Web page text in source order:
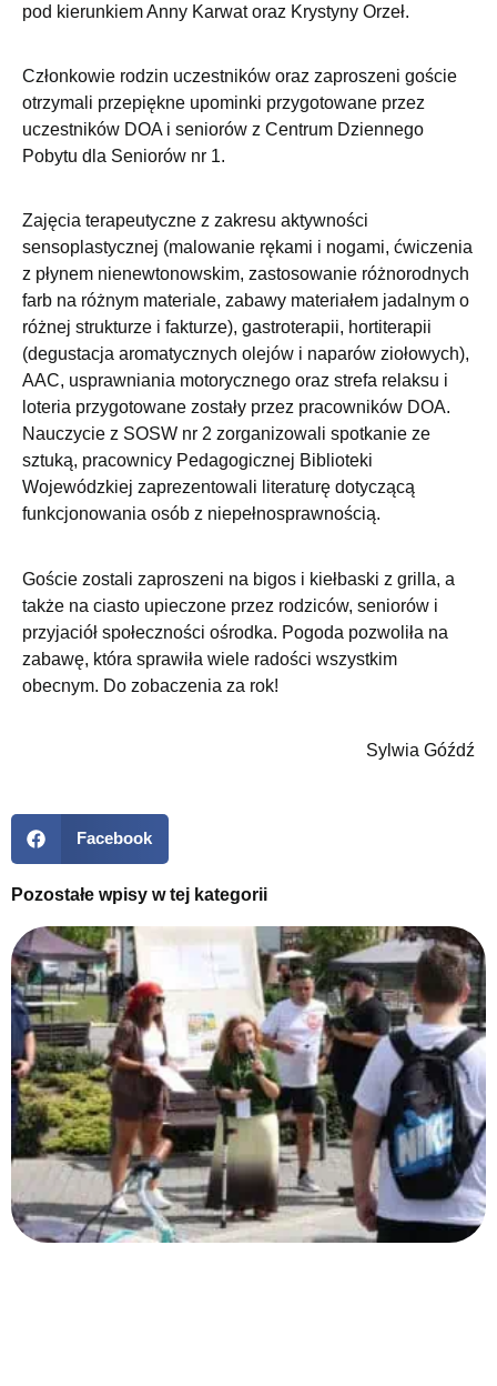
pod kierunkiem Anny Karwat oraz Krystyny Orzeł.
Członkowie rodzin uczestników oraz zaproszeni goście
otrzymali przepiękne upominki przygotowane przez
uczestników DOA i seniorów z Centrum Dziennego
Pobytu dla Seniorów nr 1.
Zajęcia terapeutyczne z zakresu aktywności
sensoplastycznej (malowanie rękami i nogami, ćwiczenia
z płynem nienewtonowskim, zastosowanie różnorodnych
farb na różnym materiale, zabawy materiałem jadalnym o
różnej strukturze i fakturze), gastroterapii, hortiterapii
(degustacja aromatycznych olejów i naparów ziołowych),
AAC, usprawniania motorycznego oraz strefa relaksu i
loteria przygotowane zostały przez pracowników DOA.
Nauczycie z SOSW nr 2 zorganizowali spotkanie ze
sztuką, pracownicy Pedagogicznej Biblioteki
Wojewódzkiej zaprezentowali literaturę dotyczącą
funkcjonowania osób z niepełnosprawnością.
Goście zostali zaproszeni na bigos i kiełbaski z grilla, a
także na ciasto upieczone przez rodziców, seniorów i
przyjaciół społeczności ośrodka. Pogoda pozwoliła na
zabawę, która sprawiła wiele radości wszystkim
obecnym. Do zobaczenia za rok!
Sylwia Góźdź
Facebook
Pozostałe wpisy w tej kategorii